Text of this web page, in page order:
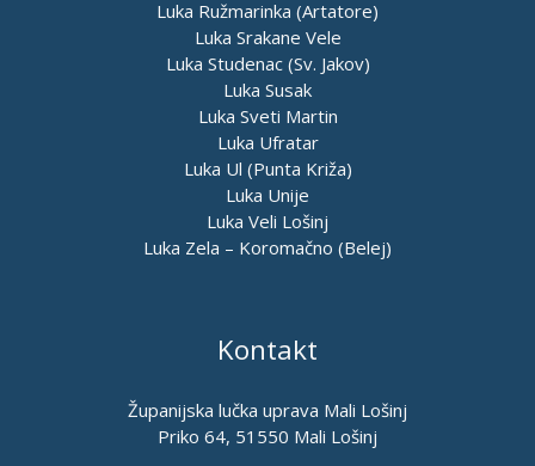
Luka Ružmarinka (Artatore)
Luka Srakane Vele
Luka Studenac (Sv. Jakov)
Luka Susak
Luka Sveti Martin
Luka Ufratar
Luka Ul (Punta Križa)
Luka Unije
Luka Veli Lošinj
Luka Zela – Koromačno (Belej)
Kontakt
Županijska lučka uprava Mali Lošinj
Priko 64, 51550 Mali Lošinj